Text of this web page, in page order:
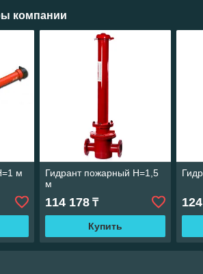
компании
м
Гидрант пожарный H=1,5
м
114 178₸
Купить